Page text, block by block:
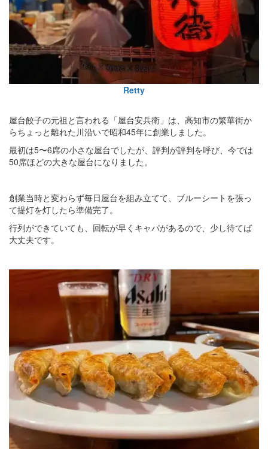
Retty
屋台餃子の元祖と言われる「屋台安兵衛」は、高知市の繁華街か
らちょっと離れた川沿いで昭和45年に創業しました。
最初は5〜6席の小さな屋台でしたが、評判が評判を呼び、今では
50席ほどの大きな屋台になりました。
創業当時と変わらず毎日屋台を組み立てて、ブルーシートを張っ
て提灯を灯したら準備完了。
行列ができていても、回転が早くキャパがあるので、少し待てば
大丈夫です。